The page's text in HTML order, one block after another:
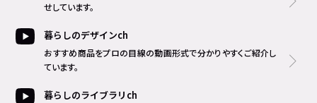
せしています。
暮らしのデザインch
おすすめ商品をプロの目線の動画形式で分かりやすくご紹介し
ています。
暮らしのライブラリch